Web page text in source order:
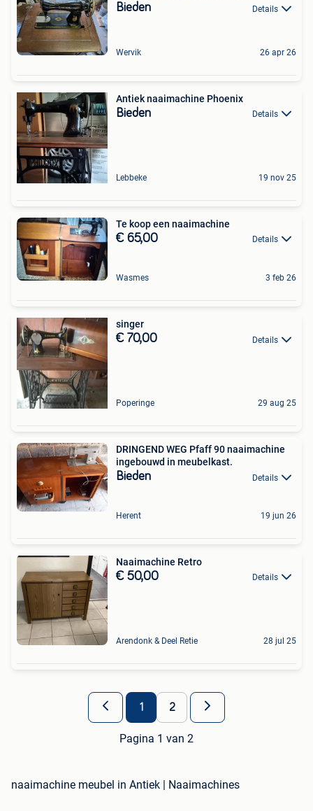
Bieden Details
Wervik 26 apr 26
Antiek naaimachine Phoenix
Bieden Details
Lebbeke 19 nov 25
Te koop een naaimachine
€ 65,00 Details
Wasmes 3 feb 26
singer
€ 70,00 Details
Poperinge 29 aug 25
DRINGEND WEG Pfaff 90 naaimachine
ingebouwd in meubelkast.
Bieden Details
Herent 19 jun 26
Naaimachine Retro
€ 50,00 Details
Arendonk & Deel Retie 28 jul 25
1 2
Pagina 1 van 2
naaimachine meubel in Antiek | Naaimachines